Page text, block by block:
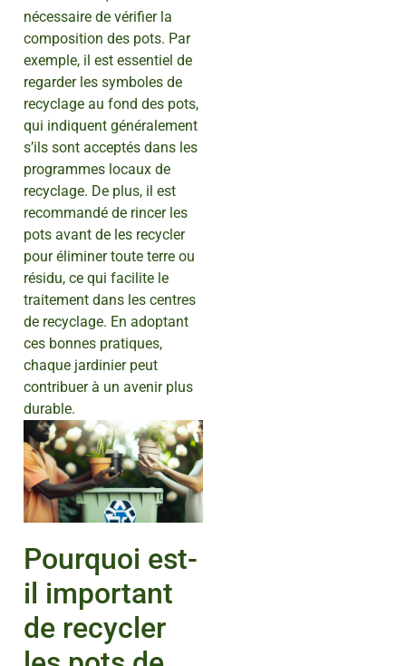
nécessaire de vérifier la
composition des pots. Par
exemple, il est essentiel de
regarder les symboles de
recyclage au fond des pots,
qui indiquent généralement
s’ils sont acceptés dans les
programmes locaux de
recyclage. De plus, il est
recommandé de rincer les
pots avant de les recycler
pour éliminer toute terre ou
résidu, ce qui facilite le
traitement dans les centres
de recyclage. En adoptant
ces bonnes pratiques,
chaque jardinier peut
contribuer à un avenir plus
durable.
Pourquoi est-
il important
de recycler